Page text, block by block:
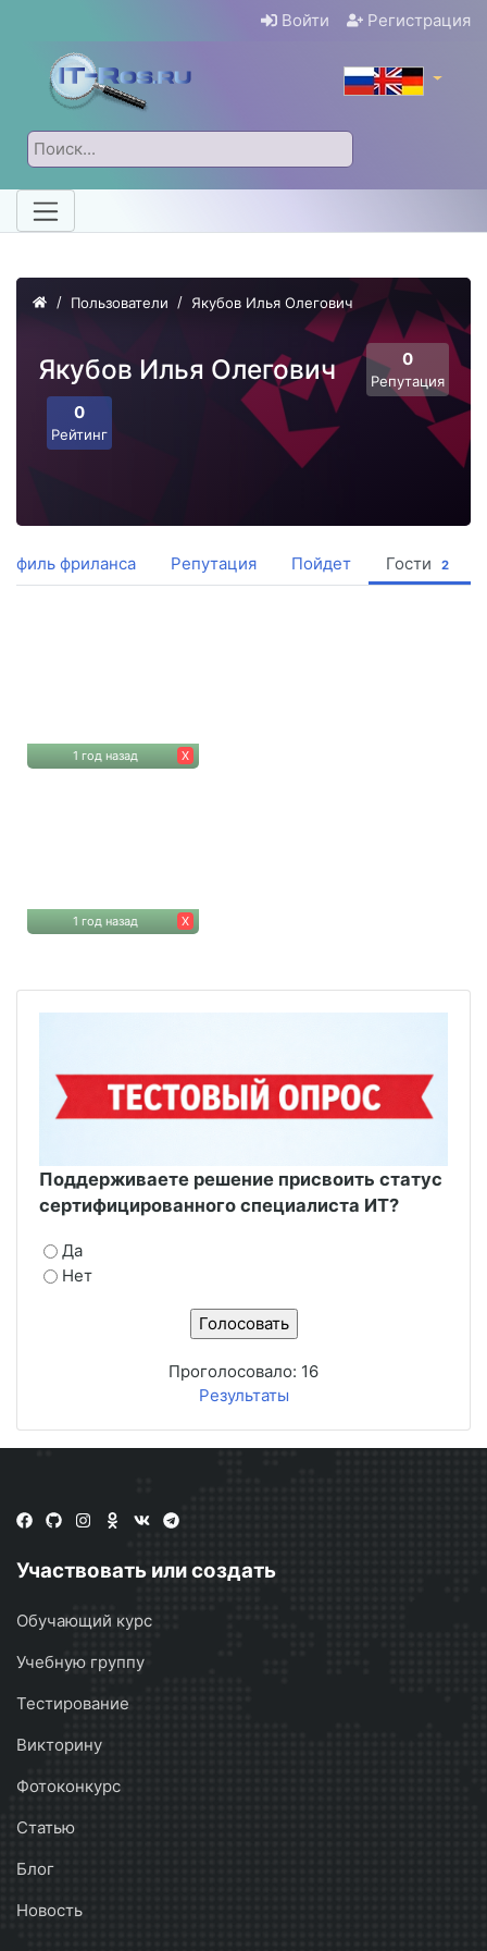
Войти Регистрация
Пользователи Якубов Илья Олегович
Якубов Илья Олегович 0
Репутация
0
Рейтинг
фриланса Репутация Пойдет Гости 2
1 год назад Х
1 год назад Х
Поддерживаете решение присвоить статус
сертифицированного специалиста ИТ?
Да
Нет
Проголосовало: 16
Результаты
Участвовать или создать
Обучающий курс
Учебную группу
Тестирование
Викторину
Фотоконкурс
Статью
Блог
Новость